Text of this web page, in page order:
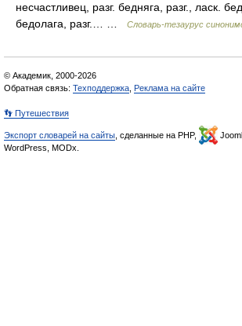
несчастливец, разг. бедняга, разг., ласк.
бедолага, разг.… …
Словарь-тезаурус
© Академик, 2000-2026
Обратная связь: Техподдержка Реклама на сайте
👣 Путешествия
Экспорт словарей на сайты , сделанные на PHP,
WordPress, MODx.